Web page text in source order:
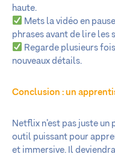
haute.
Mets la vidéo en
phrases avant de lire les
Regarde plusieurs
nouveaux détails.
Conclusion : un
Netflix n’est pas juste un
outil puissant pour
et immersive. Il